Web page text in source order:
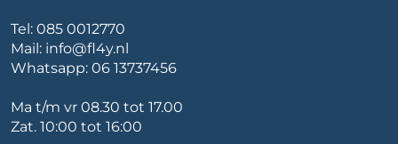
Tel: 085 0012770
Mail: info@fl4y.nl
Whatsapp: 06 13737456
Ma t/m vr 08.30 tot 17.00
Zat. 10:00 tot 16:00